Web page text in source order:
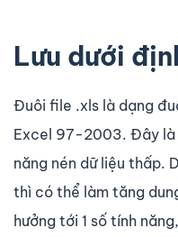
Lưu dưới
Đuôi file .xls là dạng
Excel 97-2003. Đây là
năng nén dữ liệu thấp.
thì có thể làm tăng
hưởng tới 1 số tính